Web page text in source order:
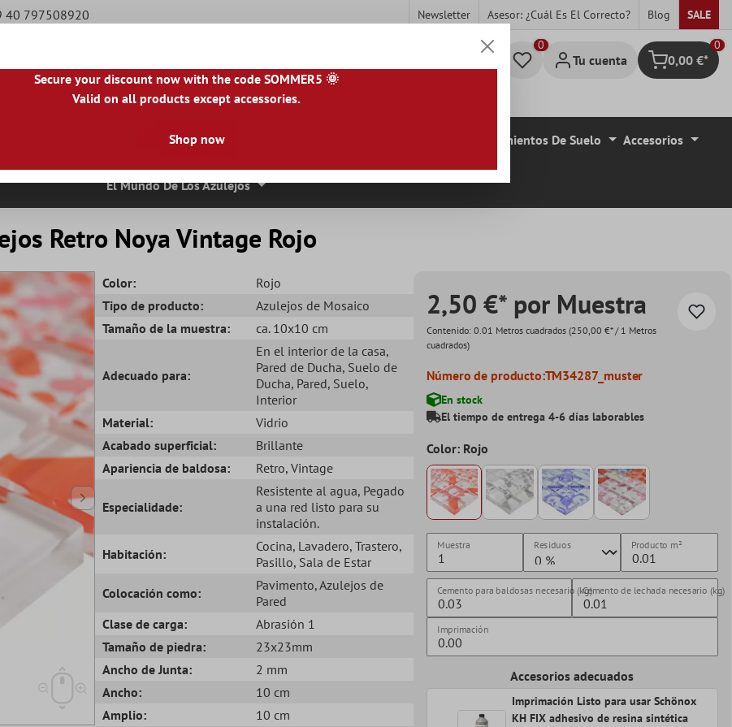
40 797508920 Newsletter Asesor: ¿cuál Es El Correcto? Blog SALE
Tu cuenta Cesta
0
0,00 €*
PL|PT|FI| GR|RO|NO|HU |BG|HR|LU
Azulejos De Piedra Natural Losas Para Terrazas Revestimientos De Suelo Accesorios
El Mundo De Los Azulejos
Retro Noya Vintage Rojo
Color:
Rojo
Tipo de producto:
Azulejos de Mosaico
Tamaño de la muestra:
ca. 10x10 cm
Adecuado para:
En el interior de la casa,
Pared de Ducha, Suelo de
Ducha, Pared, Suelo,
Interior
Material:
Vidrio
Acabado superficial:
Brillante
Apariencia de baldosa:
Retro, Vintage
Especialidade:
Resistente al agua, Pegado
a una red listo para su
instalación.
Habitación:
Cocina, Lavadero, Trastero,
Pasillo, Sala de Estar
Colocación como:
Pavimento, Azulejos de
Pared
Clase de carga:
Abrasión 1
Tamaño de piedra:
23x23mm
Ancho de Junta:
2 mm
Ancho:
10 cm
Amplio:
10 cm
2,50 €* por Muestra
Contenido: 0.01 Metros cuadrados (250,00 €* / 1 Metros
cuadrados)
Número de producto:TM34287_muster
En stock
El tiempo de entrega 4-6 días laborables
Color: Rojo
Muestra Residuos Producto m²
Cemento para baldosas necesario (kg)Cemento de lechada necesario (kg)
Imprimación
Accesorios adecuados
Imprimación Listo para usar Schönox
KH FIX adhesivo de resina sintética
Secure your discount now with the code SOMMER5 🌞
Valid on all products except accessories.
Shop now